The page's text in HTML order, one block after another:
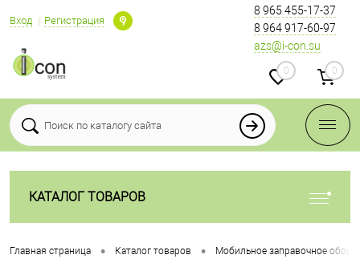
Вход Регистрация
8 965 455-17-37
8 964 917-60-97
azs@i-con.su
0 0
КАТАЛОГ ТОВАРОВ
Главная страница • Каталог товаров • Мобильное заправочное